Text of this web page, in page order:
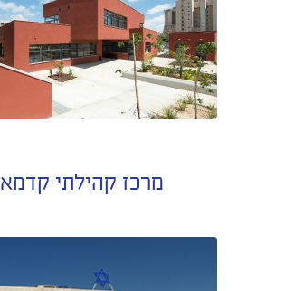
מרכז קהילתי קדמא